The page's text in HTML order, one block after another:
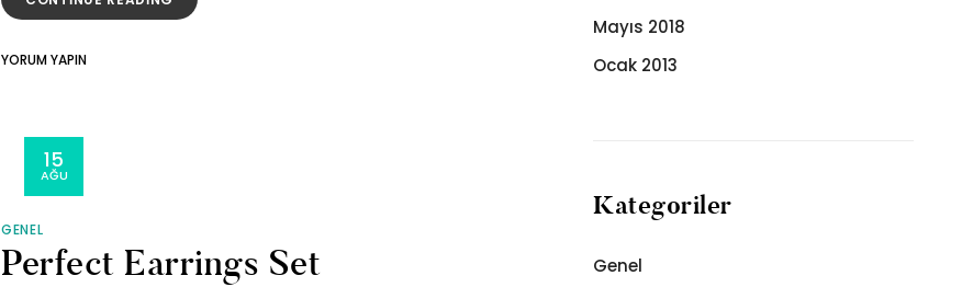
RETRO
YORUM YAPINON
GENEL
Perfect Earrings Set
15
AĞU
Mayıs 2018
Ocak 2013
Kategoriler
Genel